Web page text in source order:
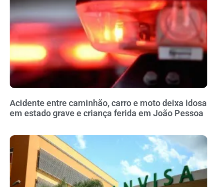
Acidente entre caminhão, carro e moto deixa idosa
em estado grave e criança ferida em João Pessoa